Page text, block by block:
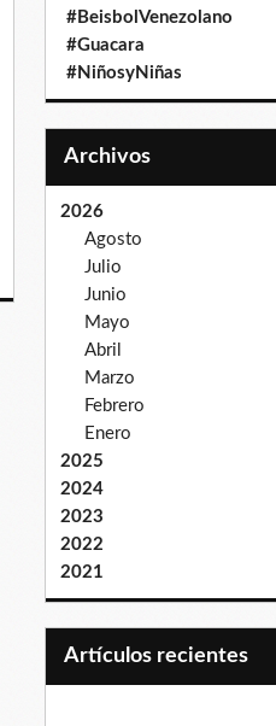
#BeisbolVenezolano
#Guacara
#NiñosyNiñas
Archivos
2026
Agosto
Julio
Junio
Mayo
Abril
Marzo
Febrero
Enero
2025
2024
2023
2022
2021
Artículos recientes